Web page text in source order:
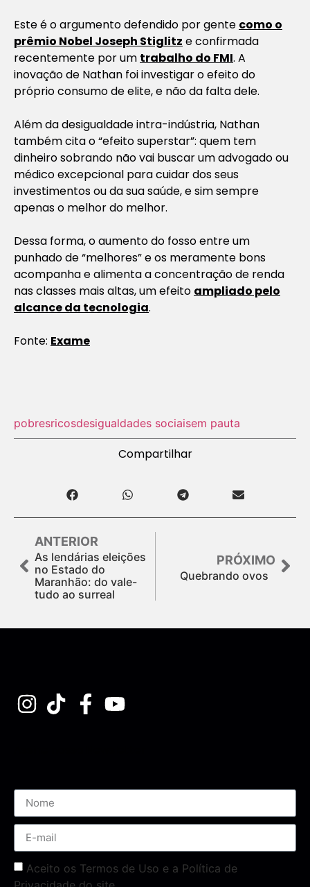
Este é o argumento defendido por gente como o
prêmio Nobel Joseph Stiglitz e confirmada
recentemente por um trabalho do FMI. A
inovação de Nathan foi investigar o efeito do
próprio consumo de elite, e não da falta dele.
Além da desigualdade intra-indústria, Nathan
também cita o “efeito superstar”: quem tem
dinheiro sobrando não vai buscar um advogado ou
médico excepcional para cuidar dos seus
investimentos ou da sua saúde, e sim sempre
apenas o melhor do melhor.
Dessa forma, o aumento do fosso entre um
punhado de “melhores” e os meramente bons
acompanha e alimenta a concentração de renda
nas classes mais altas, um efeito ampliado pelo
alcance da tecnologia.
Fonte: Exame
pobresricosdesigualdades sociaisem pauta
Compartilhar
ANTERIOR
As lendárias eleições
no Estado do
Maranhão: do vale-
tudo ao surreal
PRÓXIMO
Quebrando ovos
Aceito os Termos de Uso e a Política de